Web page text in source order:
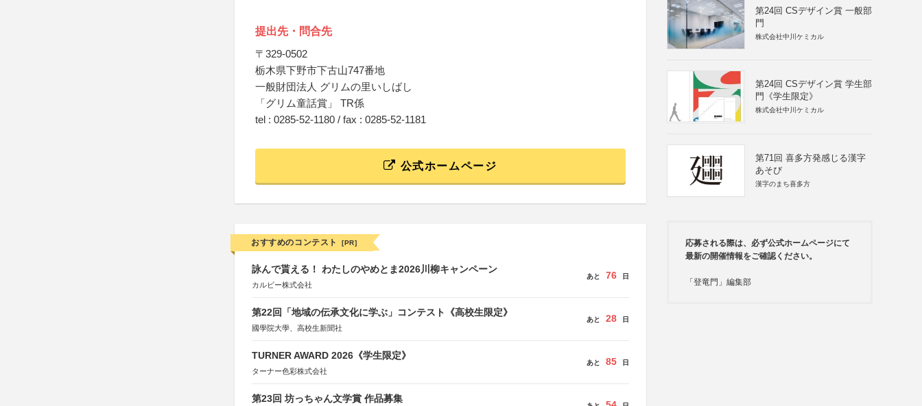
提出先・問合先
〒329-0502
栃木県下野市下古山747番地
一般財団法人 グリムの里いしばし
「グリム童話賞」 TR係
tel : 0285-52-1180 / fax : 0285-52-1181
公式ホームページ
おすすめのコンテスト [PR]
詠んで貰える！ わたしのやめとま2026川柳キャンペーン
カルビー株式会社
あと 76 日
第22回「地域の伝承文化に学ぶ」コンテスト《高校生限定》
國學院大學、高校生新聞社
あと 28 日
TURNER AWARD 2026《学生限定》
ターナー色彩株式会社
あと 85 日
第23回 坊っちゃん文学賞 作品募集
第24回 CSデザイン賞 一般部
門
株式会社中川ケミカル
第24回 CSデザイン賞 学生部
門《学生限定》
株式会社中川ケミカル
第71回 喜多方発感じる漢字
あそび
漢字のまち喜多方
応募される際は、必ず公式ホームページにて
最新の開催情報をご確認ください。
「登竜門」編集部